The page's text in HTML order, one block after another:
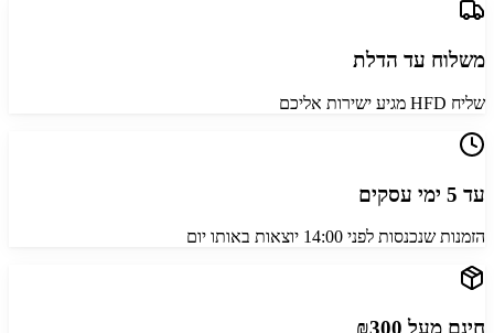
משלוח עד הדלת
שליח HFD מגיע ישירות אליכם
עד 5 ימי עסקים
הזמנות שנכנסות לפני 14:00 יוצאות באותו יום
חינם מעל ₪300